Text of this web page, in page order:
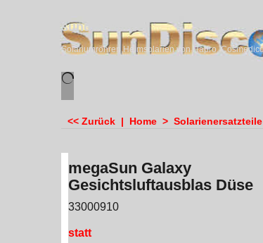
sundiscounter
<< Zurück | Home > Solarienersatzteile
megaSun Galaxy
Gesichtsluftausblas Düse
33000910
statt